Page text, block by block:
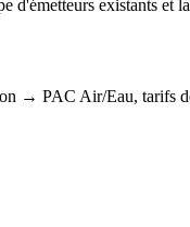
d'émetteurs existants et
→ PAC Air/Eau, tarifs